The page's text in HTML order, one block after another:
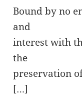
Bound by no
and
interest with
the
preservation
[…]